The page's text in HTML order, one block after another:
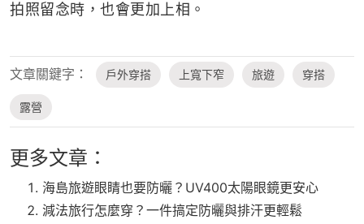
拍照留念時，也會更加上相。
文章關鍵字： 戶外穿搭 上寬下窄 旅遊 穿搭
露營
更多文章：
海島旅遊眼睛也要防曬？UV400太陽眼鏡更安心
減法旅行怎麼穿？一件搞定防曬與排汗更輕鬆